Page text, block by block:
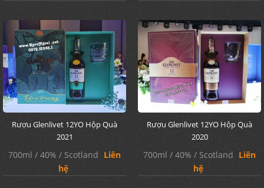
Rượu Glenlivet 12YO Hộp Quà
2021
700ml / 40% / Scotland Liên
hệ
Rượu Glenlivet 12YO Hộp Quà
2020
700ml / 40% / Scotland Liên
hệ